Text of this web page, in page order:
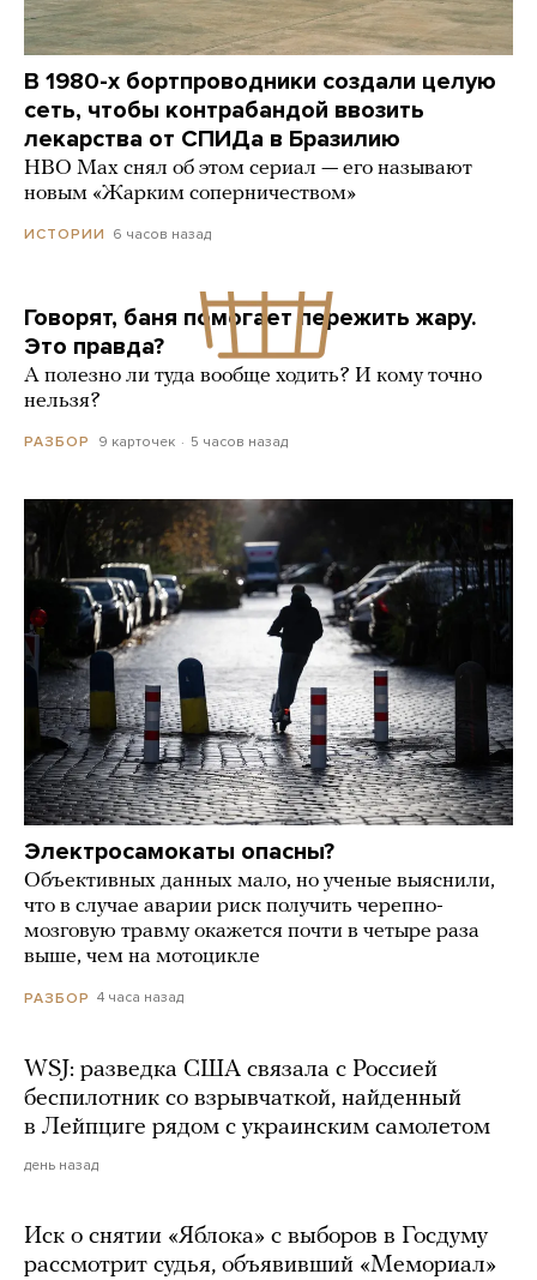
В 1980-х бортпроводники создали целую
сеть, чтобы контрабандой ввозить
лекарства от СПИДа в Бразилию
HBO Max снял об этом сериал — его называют
новым «Жарким соперничеством»
ИСТОРИИ 6 часов назад
Говорят, баня помогает пережить жару.
Это правда?
А полезно ли туда вообще ходить? И кому точно
нельзя?
РАЗБОР 9 карточек 5 часов назад
Электросамокаты опасны?
Объективных данных мало, но ученые выяснили,
что в случае аварии риск получить черепно-
мозговую травму окажется почти в четыре раза
выше, чем на мотоцикле
РАЗБОР 4 часа назад
WSJ: разведка США связала с Россией
беспилотник со взрывчаткой, найденный
в Лейпциге рядом с украинским самолетом
день назад
Иск о снятии «Яблока» с выборов в Госдуму
рассмотрит судья, объявивший «Мемориал»